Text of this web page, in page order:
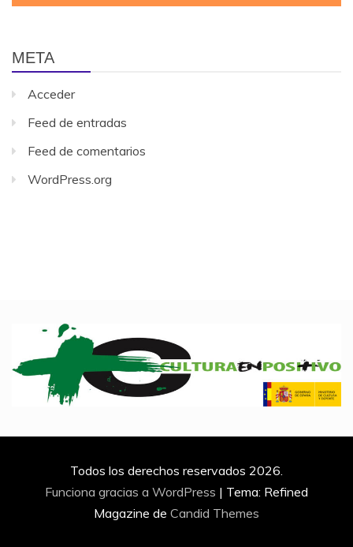
META
Acceder
Feed de entradas
Feed de comentarios
WordPress.org
Todos los derechos reservados 2026.
Funciona gracias a WordPress | Tema: Refined
Magazine de Candid Themes